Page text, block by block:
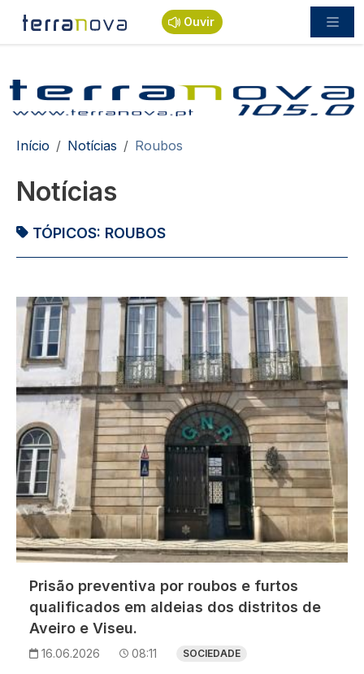
Passar para o conteúdo principal
Ouvir
Navegação estrutural
Início Notícias Roubos
Notícias
TÓPICOS: ROUBOS
Imagem
Prisão preventiva por roubos e furtos
qualificados em aldeias dos distritos de
Aveiro e Viseu.
16.06.2026 08:11 SOCIEDADE